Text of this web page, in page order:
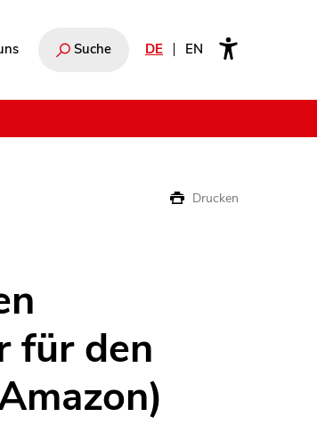
Suche DE EN
Drucken
für den